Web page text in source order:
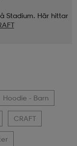
Stadium. Här hittar
Hoodie - Barn
CRAFT